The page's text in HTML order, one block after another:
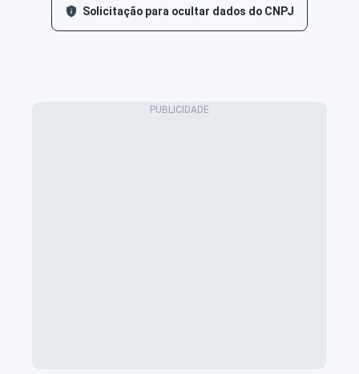
Solicitação para ocultar dados do CNPJ